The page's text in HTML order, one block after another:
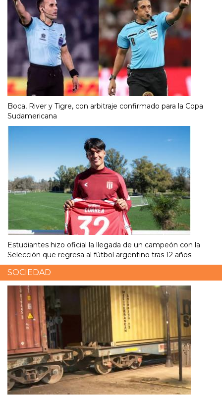
Boca, River y Tigre, con arbitraje confirmado para la Copa
Sudamericana
Estudiantes hizo oficial la llegada de un campeón con la
Selección que regresa al fútbol argentino tras 12 años
SOCIEDAD